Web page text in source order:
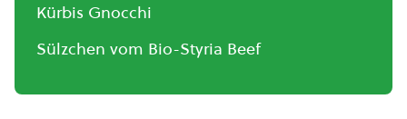
Kürbis Gnocchi
Sülzchen vom Bio-Styria Beef